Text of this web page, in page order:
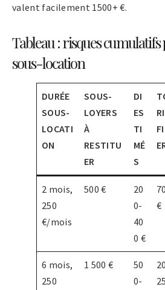
valent facilement 1500+ €.
Tableau : risques
sous-location
DURÉE
SOUS-
LOCATI
ON
SOUS-
LOYERS
À
RESTITU
ER
DI
ES
TI
MÉ
S
2 mois,
250
€/mois
500 €
20
0-
40
0 €
€
6 mois,
250
1 500 €
50
0-